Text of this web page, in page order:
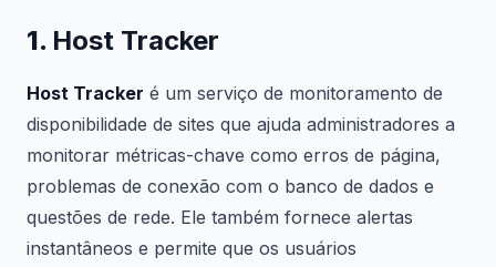
1. Host Tracker
Host Tracker é um serviço de monitoramento de
disponibilidade de sites que ajuda administradores a
monitorar métricas-chave como erros de página,
problemas de conexão com o banco de dados e
questões de rede. Ele também fornece alertas
instantâneos e permite que os usuários